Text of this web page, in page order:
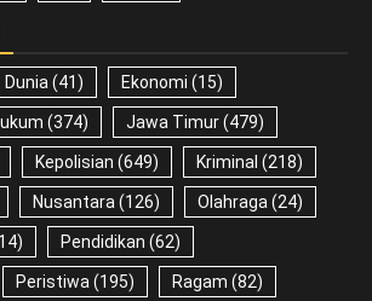
Dunia(41) Ekonomi (15)
(374) Jawa Timur(479)
Kepolisian (649) Kriminal (218)
Nusantara(126) Olahraga(24)
Pendidikan (62)
Peristiwa(195) Ragam (82)